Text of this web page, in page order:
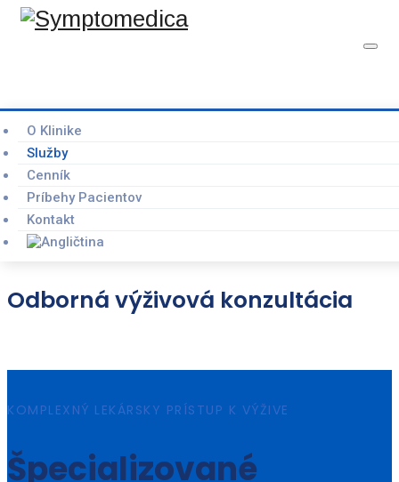
OBJEDNAŤ KONZULTÁCIU
O Klinike
Služby
Cenník
Príbehy Pacientov
Kontakt
Odborná výživová
konzultácia
HomeSymptomedica
konzultácia
Odborná výživová konzultácia
KOMPLEXNÝ LEKÁRSKY PRÍSTUP K VÝŽIVE
Špecializované